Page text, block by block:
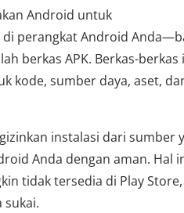
Android untuk
di perangkat Android
berkas APK. Berkas-berkas
kode, sumber daya, aset,
instalasi dari sumber
Anda dengan aman. Hal
tidak tersedia di Play Store,
sukai.